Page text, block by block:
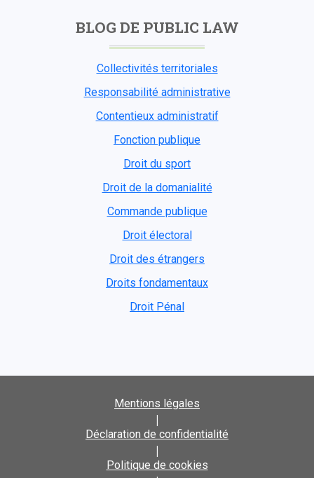
BLOG DE PUBLIC LAW
Collectivités territoriales
Responsabilité administrative
Contentieux administratif
Fonction publique
Droit du sport
Droit de la domanialité
Commande publique
Droit électoral
Droit des étrangers
Droits fondamentaux
Droit Pénal
Mentions légales
|
Déclaration de confidentialité
|
Politique de cookies